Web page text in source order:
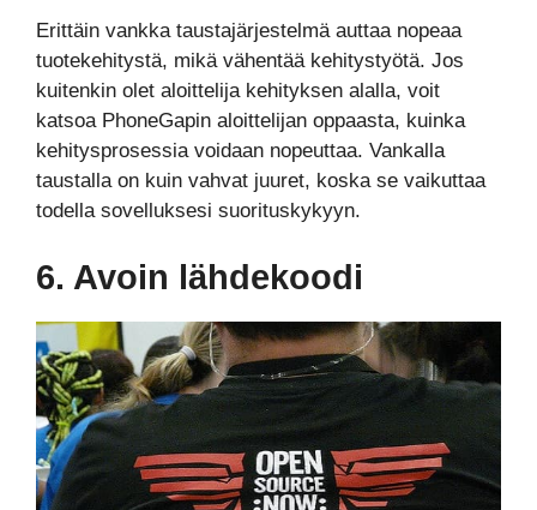
Erittäin vankka taustajärjestelmä auttaa nopeaa
tuotekehitystä, mikä vähentää kehitystyötä. Jos
kuitenkin olet aloittelija kehityksen alalla, voit
katsoa PhoneGapin aloittelijan oppaasta, kuinka
kehitysprosessia voidaan nopeuttaa. Vankalla
taustalla on kuin vahvat juuret, koska se vaikuttaa
todella sovelluksesi suorituskykyyn.
6. Avoin lähdekoodi